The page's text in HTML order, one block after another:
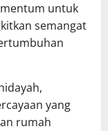
untuk
semangat
yang
rumah